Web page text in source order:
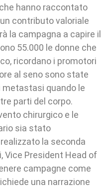
hanno raccontato
contributo valoriale
la campagna a capire il
55.000 le donne che
ricordano i promotori
al seno sono state
metastasi quando le
parti del corpo.
chirurgico e le
sia stato
la seconda
Vice President Head of
campagne come
una narrazione